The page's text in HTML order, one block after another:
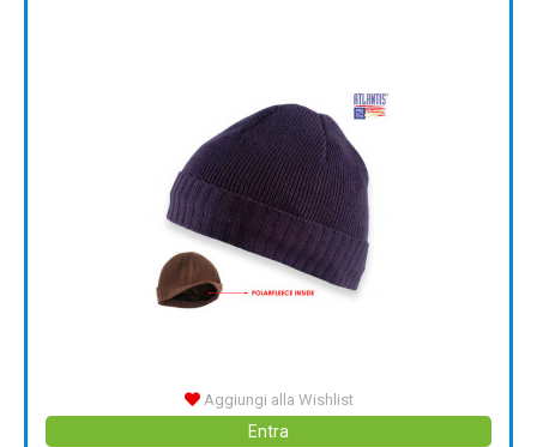
Aggiungi alla Wishlist
Entra